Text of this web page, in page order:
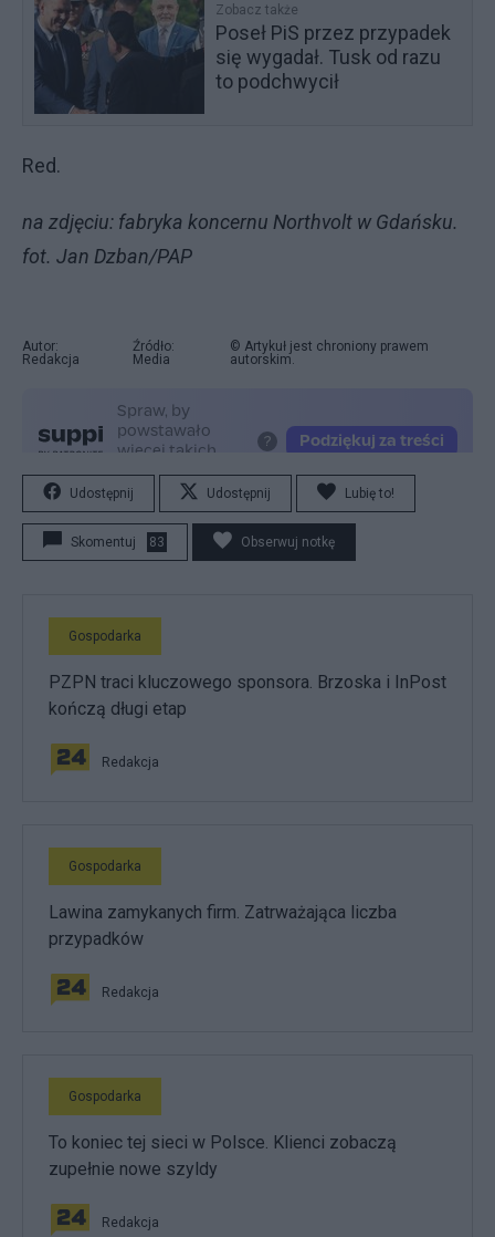
Zobacz także
Poseł PiS przez przypadek
się wygadał. Tusk od razu
to podchwycił
Red.
na zdjęciu: fabryka koncernu Northvolt w Gdańsku.
fot. Jan Dzban/PAP
Autor:
Redakcja
Źródło:
Media
© Artykuł jest chroniony prawem
autorskim.
Udostępnij Udostępnij Lubię to!
Skomentuj 83 Obserwuj notkę
Gospodarka
PZPN traci kluczowego sponsora. Brzoska i InPost
kończą długi etap
Redakcja
Gospodarka
Lawina zamykanych firm. Zatrważająca liczba
przypadków
Redakcja
Gospodarka
To koniec tej sieci w Polsce. Klienci zobaczą
zupełnie nowe szyldy
Redakcja